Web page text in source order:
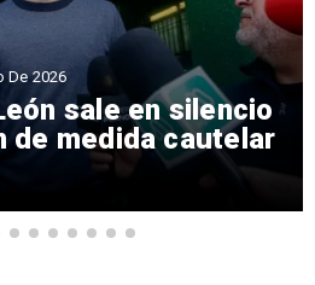
sale en silencio
de medida cautelar
De 2026